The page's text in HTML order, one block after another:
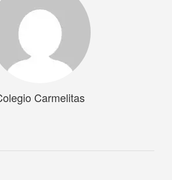
Carmelitas